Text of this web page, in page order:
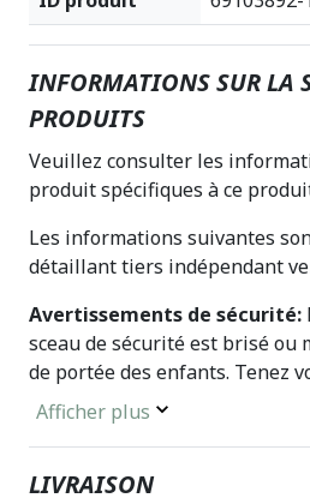
INFORMATIONS SUR LA
PRODUITS
Veuillez consulter les
produit spécifiques à ce
Les informations suivantes
détaillant tiers indépendant
Avertissements de sécurité:
sceau de sécurité est brisé ou
de portée des enfants. Tenez
la santé agréé informé de
Afficher plus
LIVRAISON